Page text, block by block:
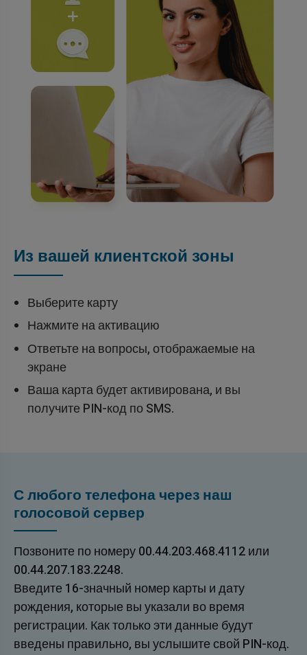
Из вашей клиентской зоны
Выберите карту
Нажмите на активацию
Ответьте на вопросы, отображаемые на
экране
Ваша карта будет активирована, и вы
получите PIN-код по SMS.
С любого телефона через наш
голосовой сервер
Позвоните по номеру 00.44.203.468.4112 или
00.44.207.183.2248.
Введите 16-значный номер карты и дату
рождения, которые вы указали во время
регистрации. Как только эти данные будут
введены правильно, вы услышите свой PIN-код.